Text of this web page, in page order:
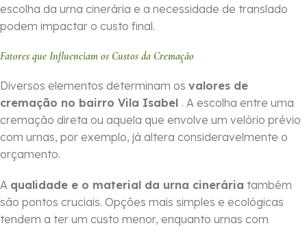
escolha da urna cinerária e a necessidade de translado
podem impactar o custo final.
Fatores que Influenciam os Custos da Cremação
Diversos elementos determinam os valores de
cremação no bairro Vila Isabel . A escolha entre uma
cremação direta ou aquela que envolve um velório prévio
com urnas, por exemplo, já altera consideravelmente o
orçamento.
A qualidade e o material da urna cinerária também
são pontos cruciais. Opções mais simples e ecológicas
tendem a ter um custo menor, enquanto urnas com